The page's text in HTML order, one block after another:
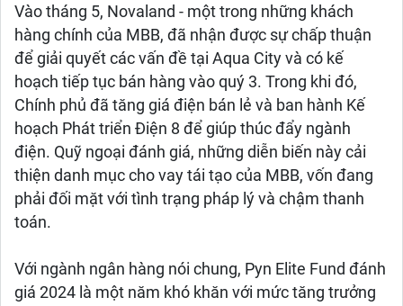
Vào tháng 5, Novaland - một trong những khách
hàng chính của MBB, đã nhận được sự chấp thuận
để giải quyết các vấn đề tại Aqua City và có kế
hoạch tiếp tục bán hàng vào quý 3. Trong khi đó,
Chính phủ đã tăng giá điện bán lẻ và ban hành Kế
hoạch Phát triển Điện 8 để giúp thúc đẩy ngành
điện. Quỹ ngoại đánh giá, những diễn biến này cải
thiện danh mục cho vay tái tạo của MBB, vốn đang
phải đối mặt với tình trạng pháp lý và chậm thanh
toán.
Với ngành ngân hàng nói chung, Pyn Elite Fund đánh
giá 2024 là một năm khó khăn với mức tăng trưởng